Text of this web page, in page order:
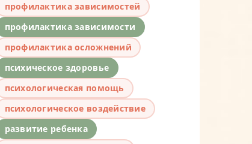
профилактика зависимостей
профилактика зависимости
профилактика осложнений
психическое здоровье
психологическая помощь
психологическое воздействие
развитие ребенка